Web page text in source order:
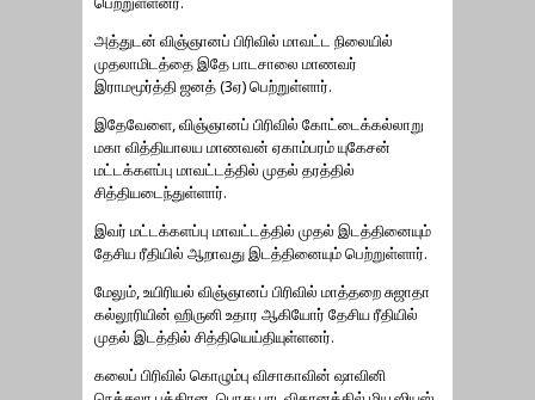
அத்துடன் விஞ்ஞானப் பிரிவில் மாவட்ட நிலையில்
முதலாமிடத்தை இதே பாடசாலை மாணவர்
இராமமூர்த்தி ஜனத் (3ஏ) பெற்றுள்ளார்.
இதேவேளை, விஞ்ஞானப் பிரிவில் கோட்டைக்கல்லாறு
மகா வித்தியாலய மாணவன் ஏகாம்பரம் யுகேசன்
மட்டக்களப்பு மாவட்டத்தில் முதல் தரத்தில்
சித்தியடைந்துள்ளார்.
இவர் மட்டக்களப்பு மாவட்டத்தில் முதல் இடத்தினையும்
தேசிய ரீதியில் ஆறாவது இடத்தினையும் பெற்றுள்ளார்.
மேலும், உயிரியல் விஞ்ஞானப் பிரிவில் மாத்தறை சுஜாதா
கல்லூரியின் ஹிருனி உதார ஆகியோர் தேசிய ரீதியில்
முதல் இடத்தில் சித்தியெய்தியுள்ளனர்.
கலைப் பிரிவில் கொழும்பு விசாகாவின் ஷாவினி